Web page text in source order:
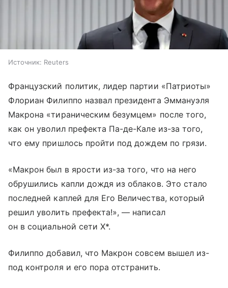
Источник: Reuters
Французский политик, лидер партии «Патриоты»
Флориан Филиппо назвал президента Эммануэля
Макрона «тираническим безумцем» после того,
как он уволил префекта Па-де-Кале из-за того,
что ему пришлось пройти под дождем по грязи.
«Макрон был в ярости из-за того, что на него
обрушились капли дождя из облаков. Это стало
последней каплей для Его Величества, который
решил уволить префекта!», — написал
он в социальной сети X*.
Филиппо добавил, что Макрон совсем вышел из-
под контроля и его пора отстранить.